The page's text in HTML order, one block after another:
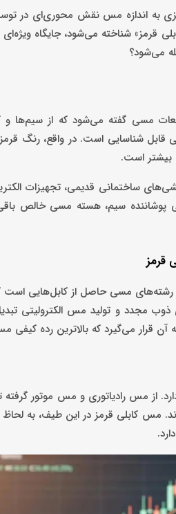
به اندازه مس نقش محوری‌ای در
شناخته می‌شود، جایگاه ویژه‌ای
می‌شود؟
مسی گفته می‌شود که از
قابل شناسایی است. در واقع، رنگ
بیشتر است.
ساختمانی قدیمی، تجهیزات
پوشاننده سیم، هسته مسی خالص
قرمز
ذوب مجدد و تولید مس الکترولیتی
از مس رادیاتوری و مس موتور
مس کابلی قرمز در این طیف، به لحاظ